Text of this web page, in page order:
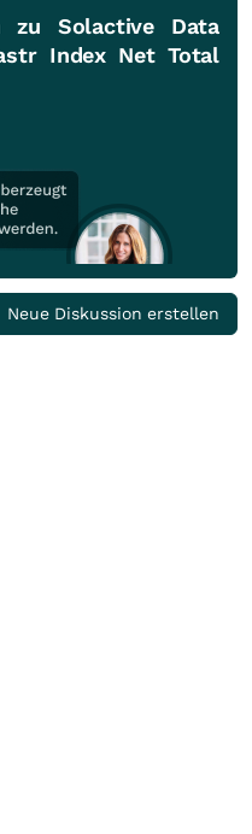
zu Solactive Data
Index Net Total
Neue Diskussion erstellen